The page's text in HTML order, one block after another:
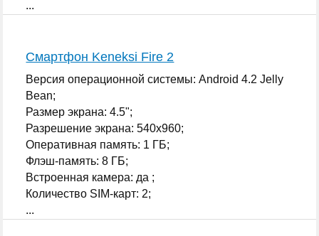
...
Смартфон Keneksi Fire 2
Версия операционной системы: Android 4.2 Jelly
Bean;
Размер экрана: 4.5";
Разрешение экрана: 540x960;
Оперативная память: 1 ГБ;
Флэш-память: 8 ГБ;
Встроенная камера: да ;
Количество SIM-карт: 2;
...